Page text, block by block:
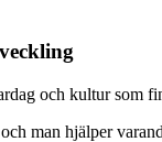
och kultur som
man hjälper